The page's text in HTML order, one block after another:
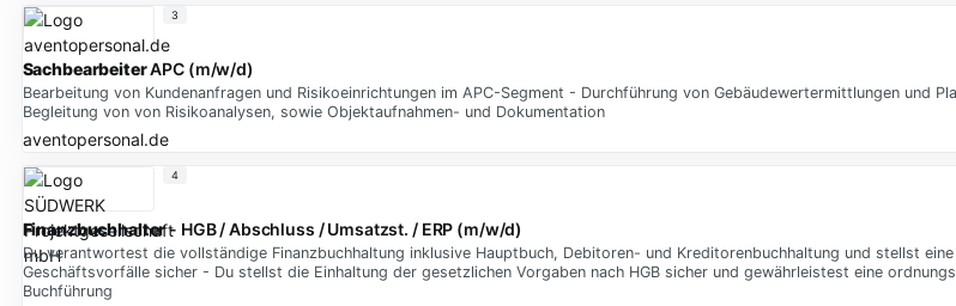
SachbearbeiterAPC (m/w/d)
Bearbeitung von Kundenanfragen und Risikoeinrichtungen im APC-Segment - Durchführung von Gebäudewertermittlungen und
Begleitung von von Risikoanalysen, sowie Objektaufnahmen- und Dokumentation
aventopersonal.de
3
Finanzbuchhalter- HGB / Abschluss / Umsatzst. / ERP (m/w/d)
Du verantwortest die vollständige Finanzbuchhaltung inklusive Hauptbuch, Debitoren- und Kreditorenbuchhaltung und stellst
Geschäftsvorfälle sicher - Du stellst die Einhaltung der gesetzlichen Vorgaben nach HGB sicher und gewährleistest eine
Buchführung
4